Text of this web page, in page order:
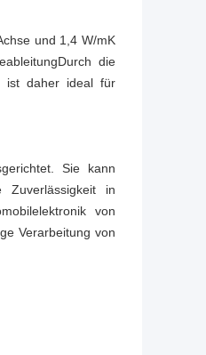
und 1,4 W/mK
die
ist daher ideal für
Sie kann
Zuverlässigkeit in
von
Verarbeitung von